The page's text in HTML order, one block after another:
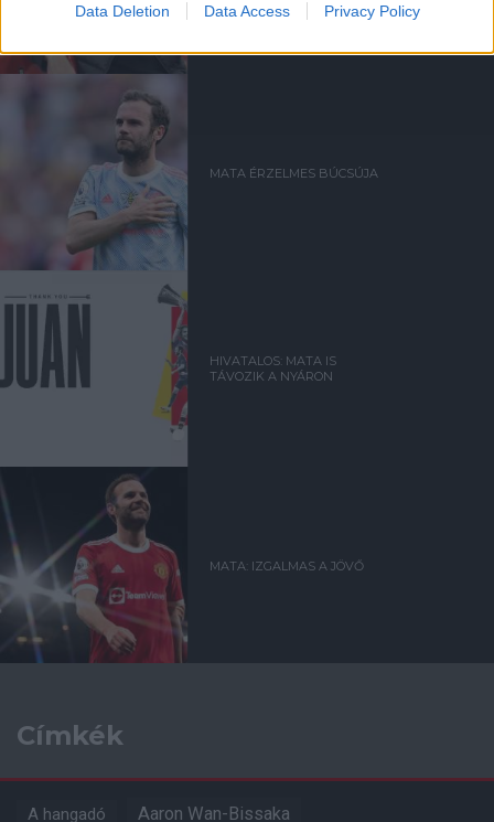
Data Deletion Data Access Privacy Policy
MATA ÉRZELMES BÚCSÚJA
HIVATALOS: MATA IS
TÁVOZIK A NYÁRON
MATA: IZGALMAS A JÖVŐ
Címkék
A hangadó Aaron Wan-Bissaka